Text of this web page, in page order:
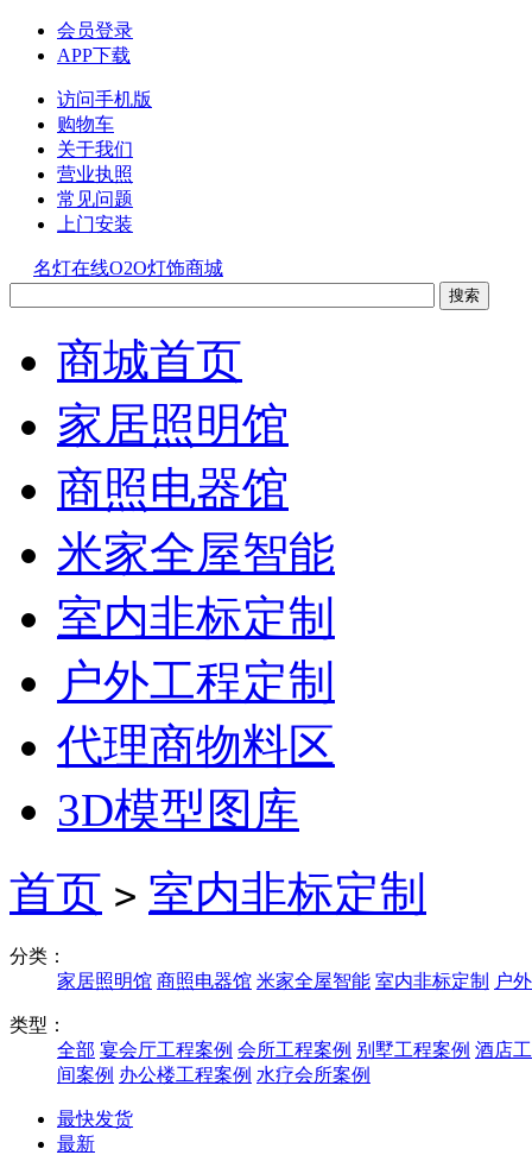
会员登录
APP下载
访问手机版
购物车
关于我们
营业执照
常见问题
上门安装
名灯在线O2O灯饰商城
商城首页
家居照明馆
商照电器馆
米家全屋智能
室内非标定制
户外工程定制
代理商物料区
3D模型图库
首页 > 室内非标定制
分类：
家居照明馆 商照电器馆 米家全屋智能 室内非标定制 户
类型：
全部 宴会厅工程案例 会所工程案例 别墅工程案例 酒店
间案例 办公楼工程案例 水疗会所案例
最快发货
最新